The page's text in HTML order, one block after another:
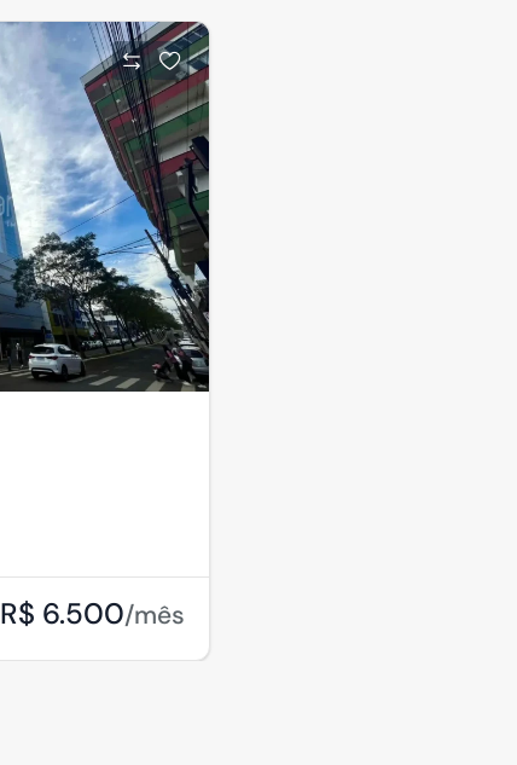
R$ 6.500/mês